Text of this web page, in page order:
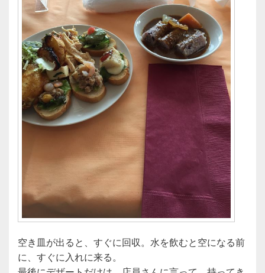
空き皿が出ると、すぐに回収。水を飲むと空になる前
に、すぐに入れに来る。